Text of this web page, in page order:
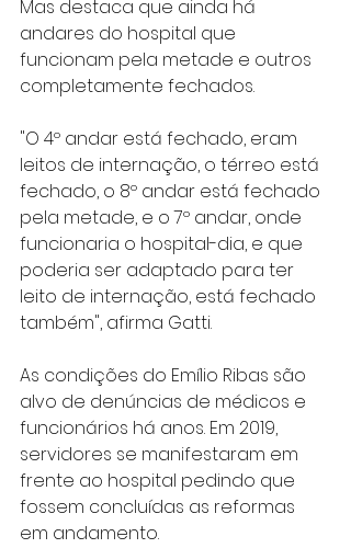
Mas destaca que ainda há
andares do hospital que
funcionam pela metade e outros
completamente fechados.
"O 4º andar está fechado, eram
leitos de internação, o térreo está
fechado, o 8º andar está fechado
pela metade, e o 7º andar, onde
funcionaria o hospital-dia, e que
poderia ser adaptado para ter
leito de internação, está fechado
também", afirma Gatti.
As condições do Emílio Ribas são
alvo de denúncias de médicos e
funcionários há anos. Em 2019,
servidores se manifestaram em
frente ao hospital pedindo que
fossem concluídas as reformas
em andamento.